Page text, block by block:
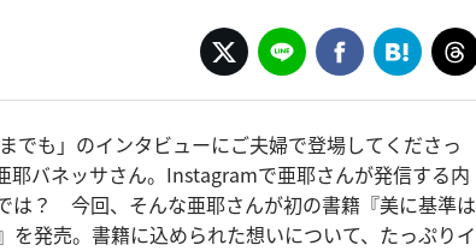
でも」のインタビューにご夫婦で登場してくださっ
耶バネッサさん。Instagramで亜耶さんが発信する内
は？ 今回、そんな亜耶さんが初の書籍『美に基準は
発売。書籍に込められた想いについて、たっぷりイ